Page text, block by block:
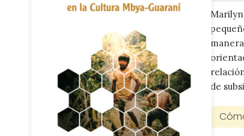
de